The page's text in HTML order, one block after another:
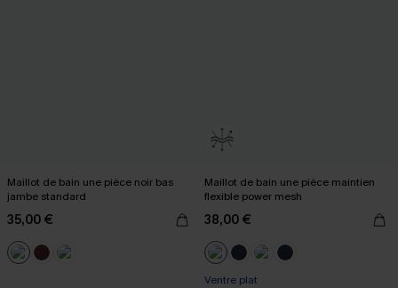
Maillot de bain une pièce noir bas
jambe standard
35,00 €
Maillot de bain une pièce maintien
flexible power mesh
38,00 €
Ventre plat